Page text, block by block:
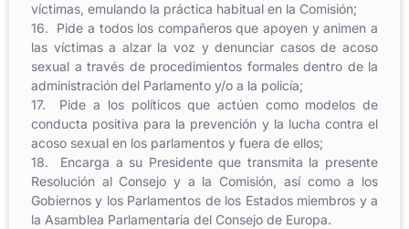
víctimas, emulando la práctica habitual en la Comisión;
16. Pide a todos los compañeros que apoyen y animen a
las víctimas a alzar la voz y denunciar casos de acoso
sexual a través de procedimientos formales dentro de la
administración del Parlamento y/o a la policía;
17. Pide a los políticos que actúen como modelos de
conducta positiva para la prevención y la lucha contra el
acoso sexual en los parlamentos y fuera de ellos;
18. Encarga a su Presidente que transmita la presente
Resolución al Consejo y a la Comisión, así como a los
Gobiernos y los Parlamentos de los Estados miembros y a
la Asamblea Parlamentaria del Consejo de Europa.